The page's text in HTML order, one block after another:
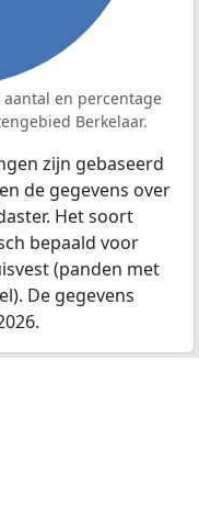
en percentage
Berkelaar.
zijn gebaseerd
de gegevens over
Het soort
bepaald voor
(panden met
De gegevens